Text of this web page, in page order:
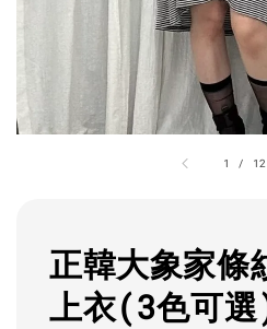
1 / 12
正韓大象家條
上衣(3色可